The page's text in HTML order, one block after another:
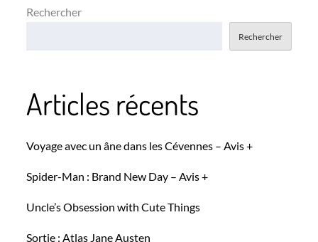
Rechercher
Rechercher
Articles récents
Voyage avec un âne dans les Cévennes – Avis +
Spider-Man : Brand New Day – Avis +
Uncle’s Obsession with Cute Things
Sortie : Atlas Jane Austen